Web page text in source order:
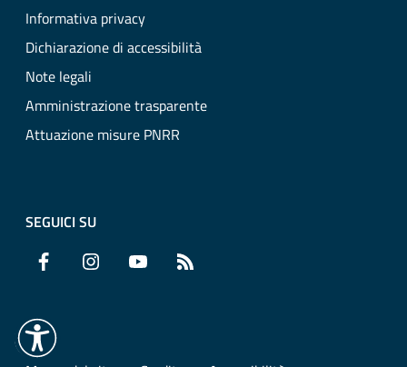
Informativa privacy
Dichiarazione di accessibilità
Note legali
Amministrazione trasparente
Attuazione misure PNRR
SEGUICI SU
Facebook Instagram YouTube